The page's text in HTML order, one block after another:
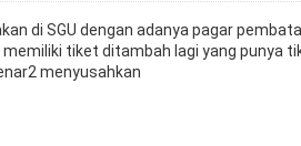
di SGU dengan adanya pagar
tiket ditambah lagi yang punya
menyusahkan